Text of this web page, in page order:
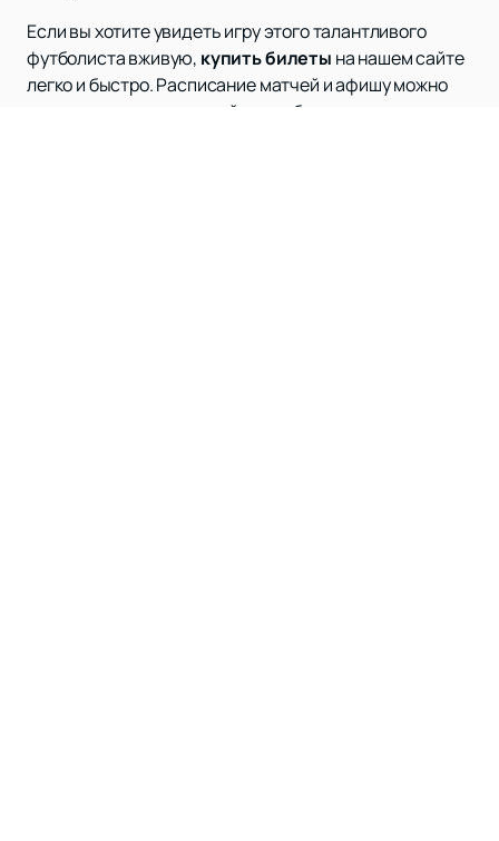
Если вы хотите увидеть игру этого талантливого
футболиста вживую, купить билеты на нашем сайте
легко и быстро. Расписание матчей и афишу можно
посмотреть на нашем сайте, чтобы не пропустить ни